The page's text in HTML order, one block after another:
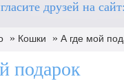
друзей на
» Кошки » А где мой
подарок